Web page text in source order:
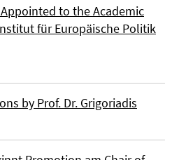
to the Academic
für Europäische Politik
by Prof. Dr. Grigoriadis